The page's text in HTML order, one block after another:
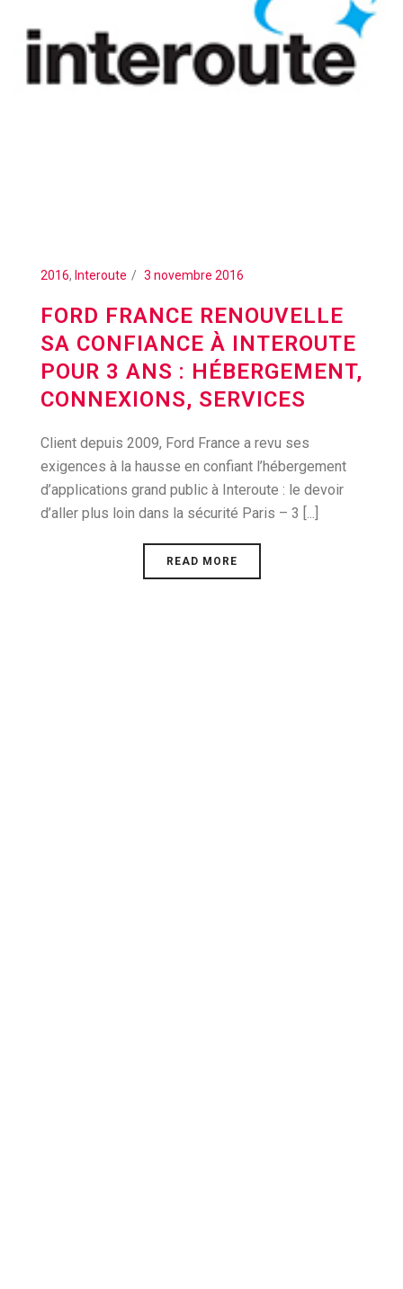
2016, Interoute 3 novembre 2016
FORD FRANCE RENOUVELLE
SA CONFIANCE À INTEROUTE
POUR 3 ANS : HÉBERGEMENT,
CONNEXIONS, SERVICES
Client depuis 2009, Ford France a revu ses
exigences à la hausse en confiant l’hébergement
d’applications grand public à Interoute : le devoir
d’aller plus loin dans la sécurité Paris – 3 [...]
READ MORE